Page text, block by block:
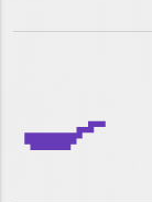
🍳